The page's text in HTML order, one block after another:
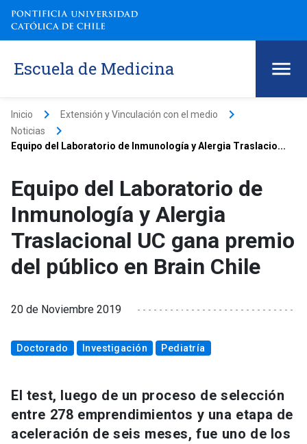
Escuela de Medicina
Inicio keyboard_arrow_right Extensión y Vinculación con el medio keyboard_arrow_right
Noticias keyboard_arrow_right
Equipo del Laboratorio de Inmunología y Alergia Traslacio...
Equipo del Laboratorio de
Inmunología y Alergia
Traslacional UC gana premio
del público en Brain Chile
20 de Noviembre 2019
Doctorado Investigación Pediatría
El test, luego de un proceso de selección
entre 278 emprendimientos y una etapa de
aceleración de seis meses, fue uno de los